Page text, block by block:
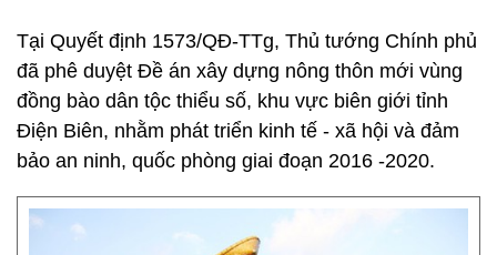
Tại Quyết định 1573/QĐ-TTg, Thủ tướng Chính phủ
đã phê duyệt Đề án xây dựng nông thôn mới vùng
đồng bào dân tộc thiểu số, khu vực biên giới tỉnh
Điện Biên, nhằm phát triển kinh tế - xã hội và đảm
bảo an ninh, quốc phòng giai đoạn 2016 -2020.